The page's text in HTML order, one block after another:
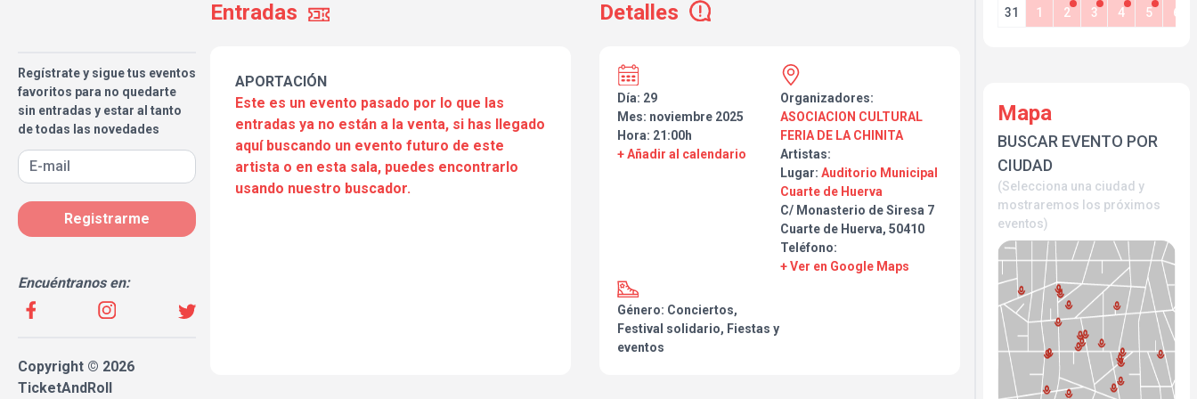
Regístrate y sigue tus eventos
favoritos para no quedarte
sin entradas y estar al tanto
de todas las novedades
Registrarme
Encuéntranos en:
Copyright © 2026
TicketAndRoll
noche del evento
Entradas Detalles
APORTACIÓN
Este es un evento pasado por lo que las
entradas ya no están a la venta, si has llegado
aquí buscando un evento futuro de este
artista o en esta sala, puedes encontrarlo
usando nuestro buscador.
Día: 29
Mes: noviembre 2025
Hora: 21:00h
+ Añadir al calendario
Organizadores:
ASOCIACION CULTURAL
FERIA DE LA CHINITA
Artistas:
Lugar: Auditorio Municipal
Cuarte de Huerva
C/ Monasterio de Siresa 7
Cuarte de Huerva, 50410
Teléfono:
+ Ver en Google Maps
Género: Conciertos,
Festival solidario, Fiestas y
eventos
31 1 2 3 4 5 6
Mapa
BUSCAR EVENTO POR
CIUDAD
(Selecciona una ciudad y
mostraremos los próximos
eventos)